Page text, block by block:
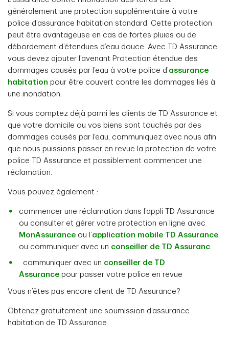
termes d’une police d’assurance condo ou
locataire?
Facultative, sous réserve de l’admissibilité
termes d’une police d’assurance habitation?
Incluse automatiquement dans le cadre de votre prime,
sous réserve de l’admissibilité
S’agit-il d’une protection supplémentaire aux
termes d’une police d’assurance condo ou
locataire?
Incluse dans la police d’assurance habitation
généralement une protection supplémentaire à votre
police d’assurance habitation standard. Cette protection
peut être avantageuse en cas de fortes pluies ou de
débordement d’étendues d’eau douce. Avec TD Assurance,
vous devez ajouter l’avenant Protection étendue des
dommages causés par l’eau à votre police d’assurance
habitation pour être couvert contre les dommages liés à
une inondation.
Si vous comptez déjà parmi les clients de TD Assurance et
que votre domicile ou vos biens sont touchés par des
dommages causés par l’eau, communiquez avec nous afin
que nous puissions passer en revue la protection de votre
police TD Assurance et possiblement commencer une
réclamation.
Vous pouvez également :
commencer une réclamation dans l’appli TD Assurance
ou consulter et gérer votre protection en ligne avec
MonAssurance ou l’application mobile TD Assurance
ou communiquer avec un conseiller de TD Assuranc
communiquer avec un conseiller de TD
Assurance pour passer votre police en revue
Vous n’êtes pas encore client de TD Assurance?
Obtenez gratuitement une soumission d’assurance
habitation de TD Assurance